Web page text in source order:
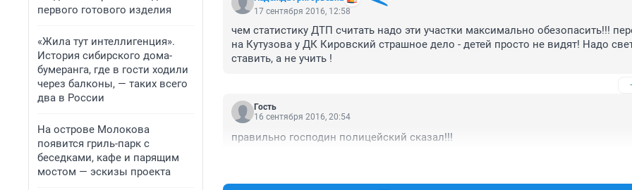
первого готового изделия
«Жила тут интеллигенция».
История сибирского дома-
бумеранга, где в гости ходили
через балконы, — таких всего
два в России
На острове Молокова
появится гриль-парк с
беседками, кафе и парящим
мостом — эскизы проекта
17 сентября 2016, 12:58
чем статистику ДТП считать надо эти участки максимально обезопасить!!!
на Кутузова у ДК Кировский страшное дело - детей просто не видят! Надо
ставить, а не учить !
Гость
16 сентября 2016, 20:54
правильно господин полицейский сказал!!!